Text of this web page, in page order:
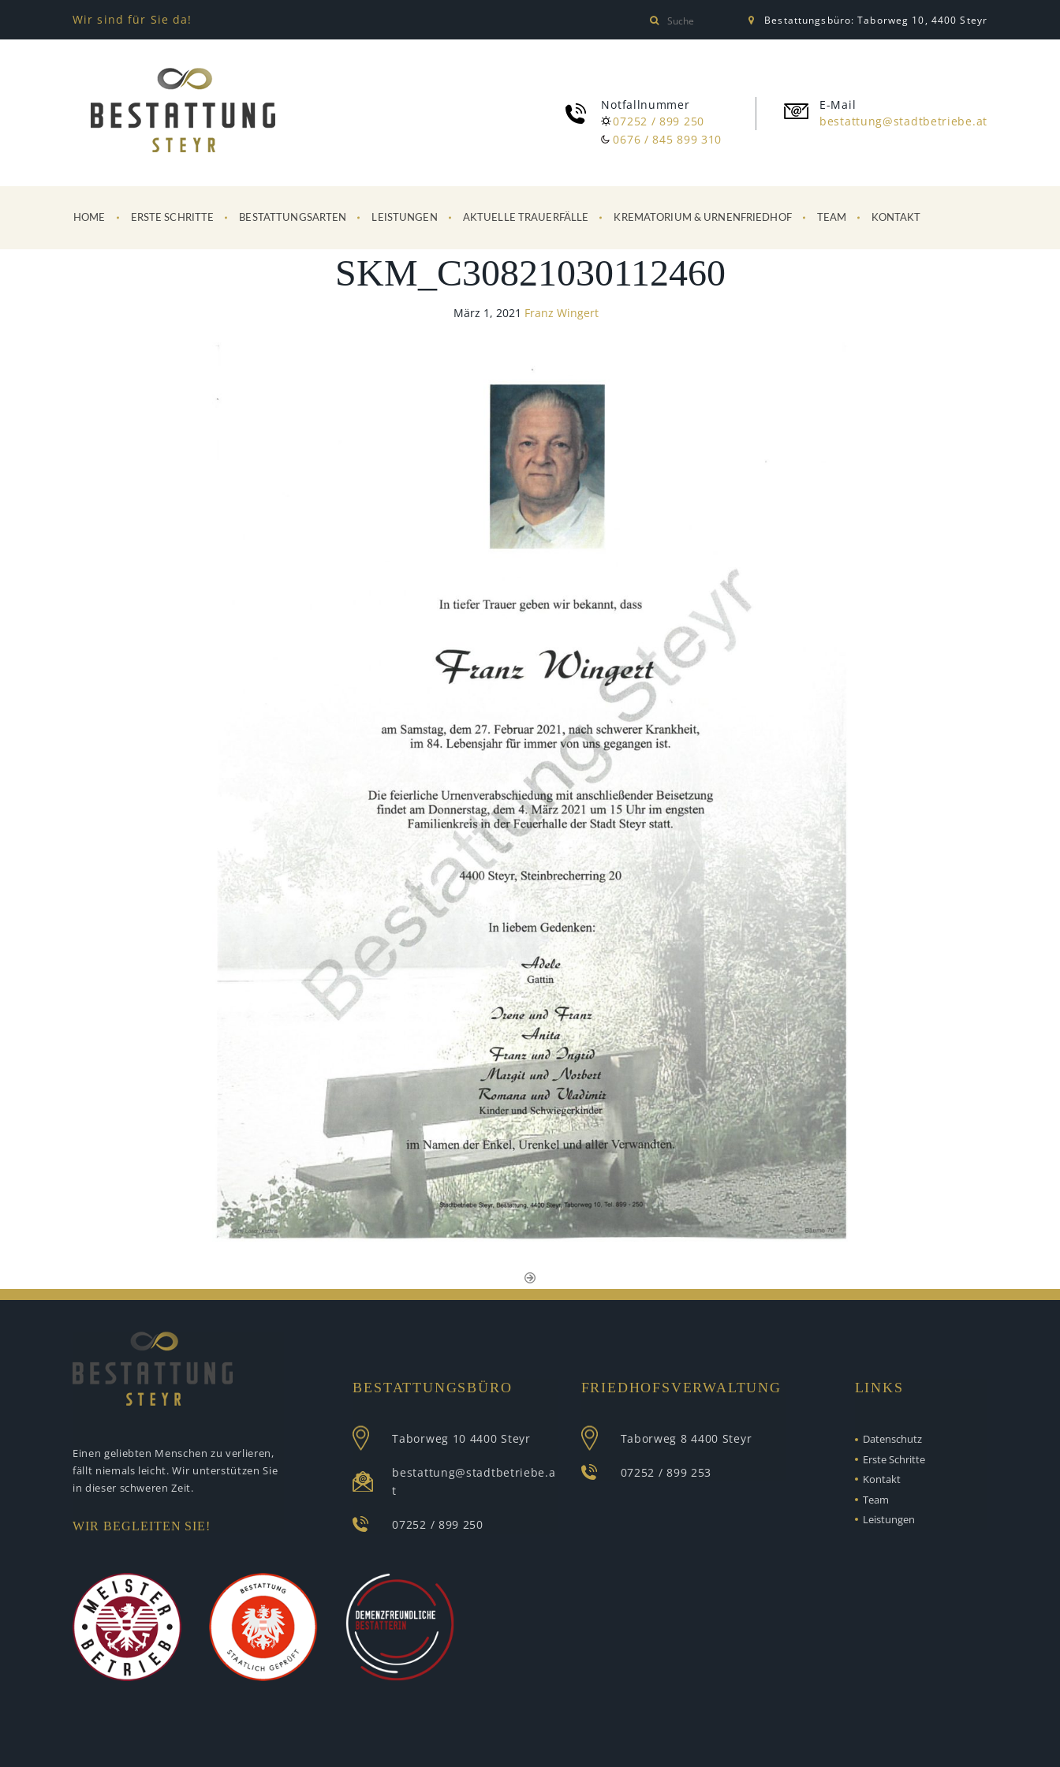
Wir sind für Sie da! Bestattungsbüro: Taborweg 10, 4400 Steyr
Notfallnummer
07252 / 899 250
0676 / 845 899 310
E-Mail
bestattung@stadtbetriebe.at
HOME ERSTE SCHRITTE BESTATTUNGSARTEN LEISTUNGEN AKTUELLE TRAUERFÄLLE KREMATORIUM & URNENFRIEDHOF TEAM KONTAKT
SKM_C30821030112460
März 1, 2021 Franz Wingert
Einen geliebten Menschen zu verlieren,
fällt niemals leicht. Wir unterstützen Sie
in dieser schweren Zeit.
WIR BEGLEITEN SIE!
BESTATTUNGSBÜRO
Taborweg 10 4400 Steyr
bestattung@stadtbetriebe.a
t
07252 / 899 250
FRIEDHOFSVERWALTUNG
Taborweg 8 4400 Steyr
07252 / 899 253
LINKS
Datenschutz
Erste Schritte
Kontakt
Team
Leistungen